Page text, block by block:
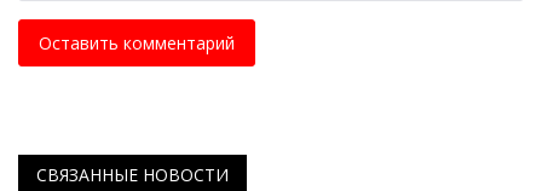
Оставить комментарий
СВЯЗАННЫЕ НОВОСТИ